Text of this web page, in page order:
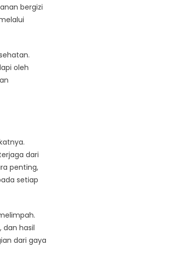
bergizi
oleh
dari
penting,
setiap
hasil
dari gaya